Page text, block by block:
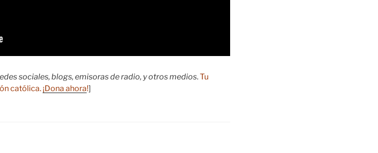
sociales, blogs, emisoras de radio, y otros medios.Tu
católica. ¡Dona ahora!]